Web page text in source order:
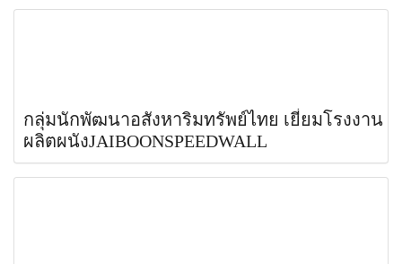
กลุ่มนักพัฒนาอสังหาริมทรัพย์ไทย เยี่ยมโรงงาน
ผลิตผนังJAIBOONSPEEDWALL